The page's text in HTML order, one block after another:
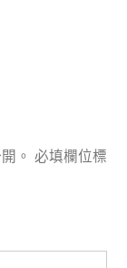
。 必填欄位標